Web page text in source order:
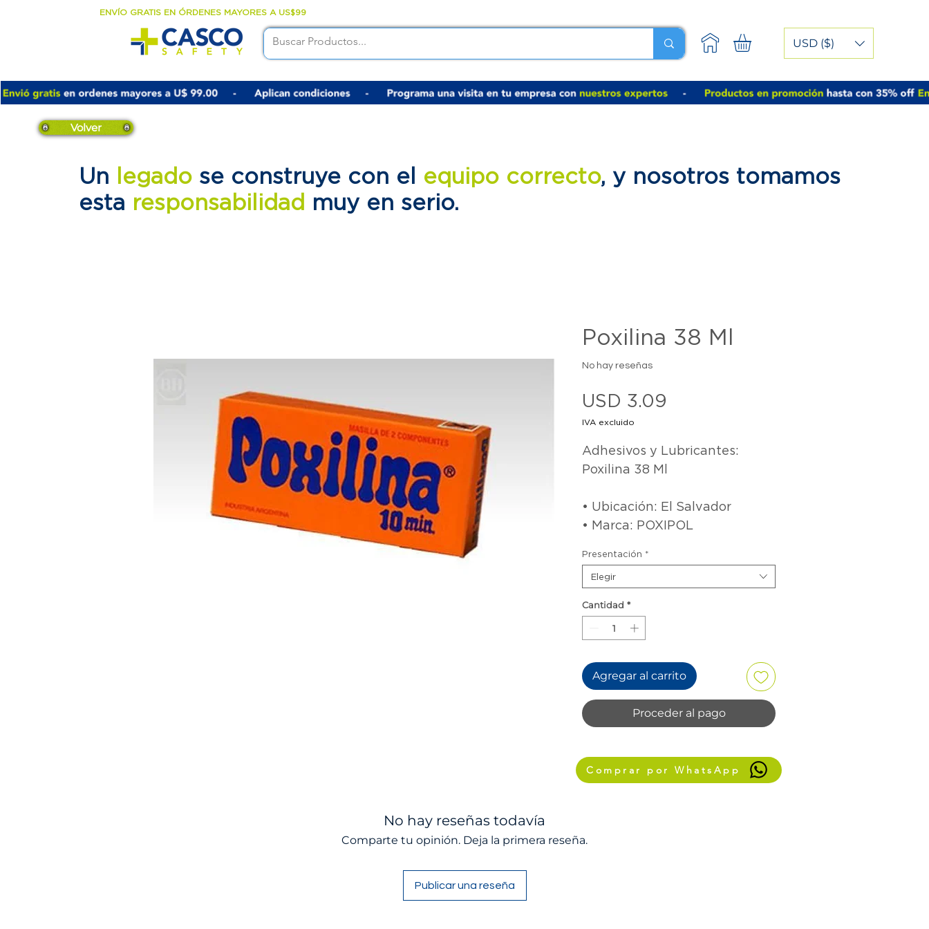
ENVÍO GRATIS EN ÓRDENES MAYORES A US$99
USD ($)
Volver
Poxilina 38 Ml
No hay reseñas
USD 3.09
IVA excluido
Adhesivos y Lubricantes:
Poxilina 38 Ml
• Ubicación: El Salvador
• Marca: POXIPOL
Presentación *
Elegir
Cantidad *
Agregar al carrito
Proceder al pago
No hay reseñas todavía
Comparte tu opinión. Deja la primera reseña.
Publicar una reseña
Un legado se construye con el equipo correcto, y nosotros tomamos
esta responsabilidad muy en serio.
Comprar por WhatsApp